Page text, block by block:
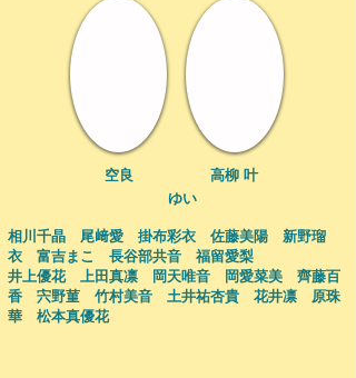
​高柳 叶
​ゆい
​空良
相川千晶 尾﨑愛 掛布彩衣 佐藤美陽 新野瑠
衣 富吉まこ 長谷部共音 福留愛梨
井上優花 上田真凛 岡天唯音 岡愛菜美 齊藤百
香 宍野菫 竹村美音 土井祐杏貴 花井凛 原珠
華 松本真優花